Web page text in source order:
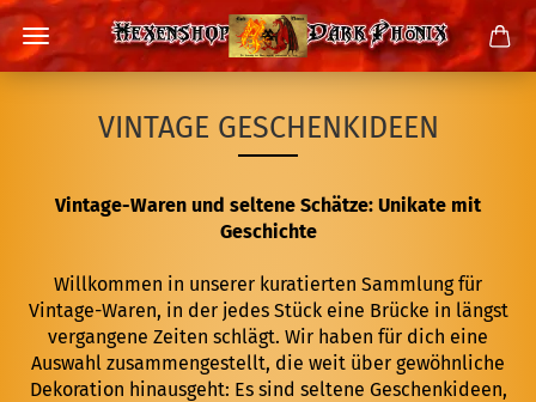
VINTAGE GESCHENKIDEEN
Vintage-Waren und seltene Schätze: Unikate mit
Geschichte
Willkommen in unserer kuratierten Sammlung für
Vintage-Waren, in der jedes Stück eine Brücke in längst
vergangene Zeiten schlägt. Wir haben für dich eine
Auswahl zusammengestellt, die weit über gewöhnliche
Dekoration hinausgeht: Es sind seltene Geschenkideen,